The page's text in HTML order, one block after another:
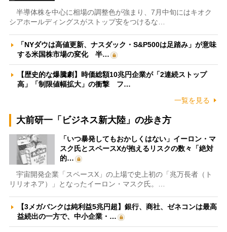
半導体株を中心に相場の調整色が強まり、7月中旬にはキオク
シアホールディングスがストップ安をつけるな…
「NYダウは高値更新、ナスダック・S&P500は足踏み」が意味
する米国株市場の変化 半…
【歴史的な爆騰劇】時価総額10兆円企業が「2連続ストップ
高」「制限値幅拡大」の衝撃 フ…
一覧を見る
大前研一「ビジネス新大陸」の歩き方
「いつ暴発してもおかしくはない」イーロン・マ
スク氏とスペースXが抱えるリスクの数々「絶対
的…
宇宙開発企業「スペースX」の上場で史上初の「兆万長者（ト
リリオネア）」となったイーロン・マスク氏。…
【3メガバンクは純利益5兆円超】銀行、商社、ゼネコンは最高
益続出の一方で、中小企業・…